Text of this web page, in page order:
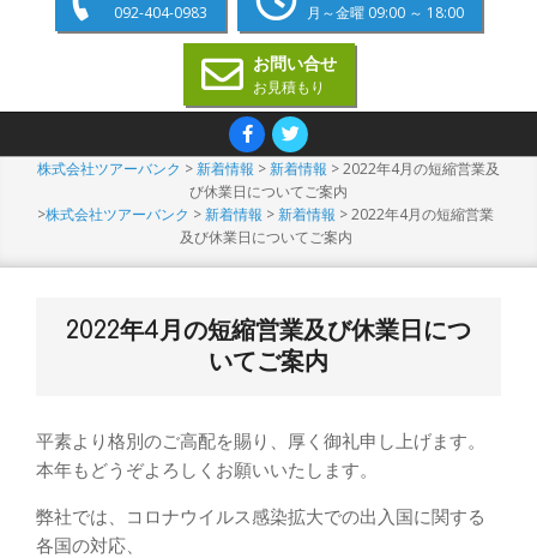
092-404-0983 月～金曜 09:00 ～ 18:00
お問い合せ
お見積もり
Navigation
Menu
株式会社ツアーバンク >新着情報 >新着情報 >2022年4月の短縮営業及
び休業日についてご案内
>株式会社ツアーバンク >新着情報 >新着情報 >2022年4月の短縮営業
及び休業日についてご案内
2022年4月の短縮営業及び休業日につ
いてご案内
平素より格別のご高配を賜り、厚く御礼申し上げます。
本年もどうぞよろしくお願いいたします。
弊社では、コロナウイルス感染拡大での出入国に関する
各国の対応、